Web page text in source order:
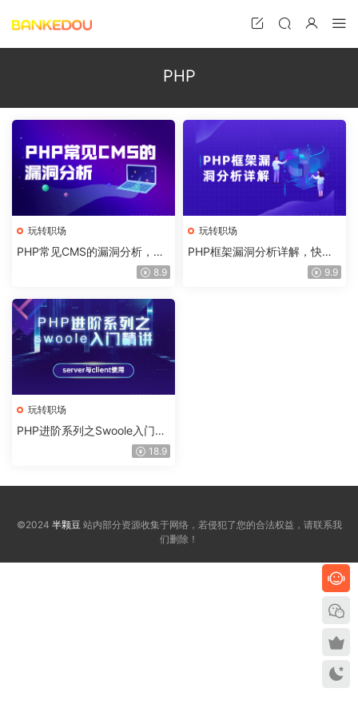
PHP
玩转职场
PHP常见CMS的漏洞分析，C
8.9
玩转职场
PHP框架漏洞分析详解，快速
9.9
玩转职场
PHP进阶系列之Swoole入门精
讲：Server与Clicent的使用18.9
©2024 半颗豆站内部分资源收集于网络，若侵犯了您的合法权益，请联系我
们删除！